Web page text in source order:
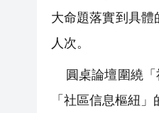
大命題落實到具
人次。
圓桌論壇圍繞「
「社區信息樞紐